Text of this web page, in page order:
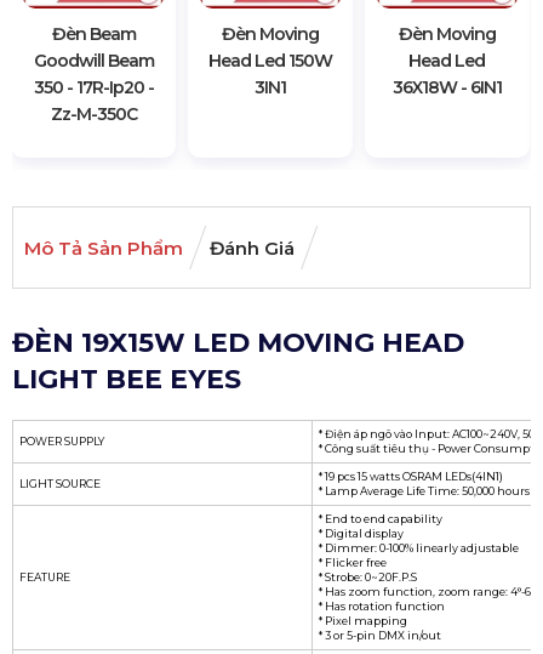
Đèn Beam
Goodwill Beam
350 - 17R-Ip20 -
Zz-M-350C
Đèn Moving
Head Led 150W
3IN1
Đèn Moving
Head Led
36X18W - 6IN1
Mô Tả Sản Phẩm Đánh Giá
ĐÈN 19X15W LED MOVING HEAD
LIGHT BEE EYES
POWER SUPPLY
* Điện áp ngõ vào Input: AC100~240V, 50/
* Công suất tiêu thụ - Power
LIGHT SOURCE
* 19 pcs 15 watts OSRAM LEDs(4IN1)
* Lamp Average Life Time: 50,000 hours
FEATURE
* End to end capability
* Digital display
* Dimmer: 0-100% linearly adjustable
* Flicker free
* Strobe: 0~20F.P.S
* Has zoom function, zoom range: 4°-60°
* Has rotation function
* Pixel mapping
* 3 or 5-pin DMX in/out